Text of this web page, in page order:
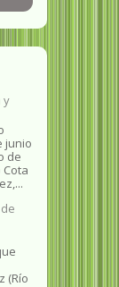
y
junio
de
Cota
(Río